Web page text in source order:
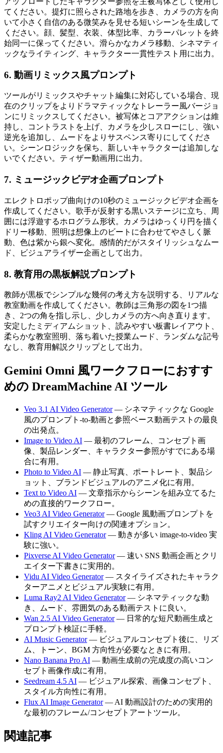
てください。提灯に照らされた路地を歩き、カメラの方を向
いて小さく自信のある微笑みを見せる短いシーンを生成して
ください。顔、髪型、衣装、体型比率、カラーパレットを終
始同一に保ってください。滑らかなカメラ移動、シネマティ
ックなライティング、キャラクター一貫性テスト用に出力。
6. 動画リミックス風プロンプト
ツールがリミックスやチャット編集に対応している場合、現
在のクリップをよりドラマティックなトレーラー風バージョ
ンにリミックスしてください。被写体とコアアクションは維
持し、コントラストを上げ、カメラを少しスローにし、強い
逆光を追加し、ムードをよりサスペンス寄りにしてくださ
い。シーンロジックを保ち、新しいキャラクターは追加しな
いでください。ティザー動画用に出力。
7. ミュージックビデオ企画プロンプト
エレクトロポップ曲向けの10秒のミュージックビデオ企画を
作成してください。歌手が反射する黒いステージに立ち、周
囲には浮遊するホログラム形状。カメラはゆっくり円を描く
ドリー移動、照明は想像上のビートに合わせてやさしく脈
動、色は紫から銀へ変化。感情的だがスタイリッシュなムー
ド、ビジュアライザー企画として出力。
8. 教育用の黒板解説プロンプト
教師が黒板でシンプルな幾何の考え方を説明する、リアルな
教室動画を作成してください。教師は三角形の図を1つ描
き、2つの角を指し示し、少しカメラの方へ向き直ります。
安定したミディアムショット、読みやすい板書レイアウト、
柔らかな教室照明、落ち着いた授業ムード、ランダムな記号
なし、教育用解説クリップとして出力。
Gemini Omni 風ワークフローにおすす
めの DreamMachine AI ツール
Veo 3.1 AI Video Generator— シネマティックな Google
風のプロンプト-to-動画と参照ベース動画テストの最良
の出発点。
Image to Video AI — 最初のフレーム、コンセプト画
像、製品レンダー、キャラクター参照がすでにある場
合に有用。
Photo to Video AI — 静止写真、ポートレート、製品シ
ョット、ブランドビジュアルのアニメ化に有用。
Text to Video AI — 文章指示からシーンを組み立てるた
めの直接的ワークフロー。
Veo3 AI Video Generator— Google 風動画プロンプトを
試すクリエイター向けの関連オプション。
Kling AI Video Generator— 動きが多い image-to-video 実
験に強い。
Pixverse AI Video Generator— 速い SNS 動画企画とクリ
エイター下書きに実用的。
Vidu AI Video Generator— スタイライズされたキャラク
ターアニメとビジュアル実験に有用。
Luma Ray2 AI Video Generator— シネマティックな動
き、ムード、雰囲気のある動画テストに良い。
Wan 2.5 AI Video Generator— 日常的な短尺動画生成と
プロンプト検証に手軽。
AI Music Generator— ビジュアルコンセプト後に、リズ
ム、トーン、BGM 方向性が必要なときに有用。
Nano Banana Pro AI — 動画生成前の完成度の高いコン
セプト画像作成に有用。
Seedream 4.5 AI — ビジュアル探索、画像コンセプト、
スタイル方向性に有用。
Flux AI Image Generator— AI 動画設計のための実用的
な最初のフレーム/コンセプトアートツール。
関連記事